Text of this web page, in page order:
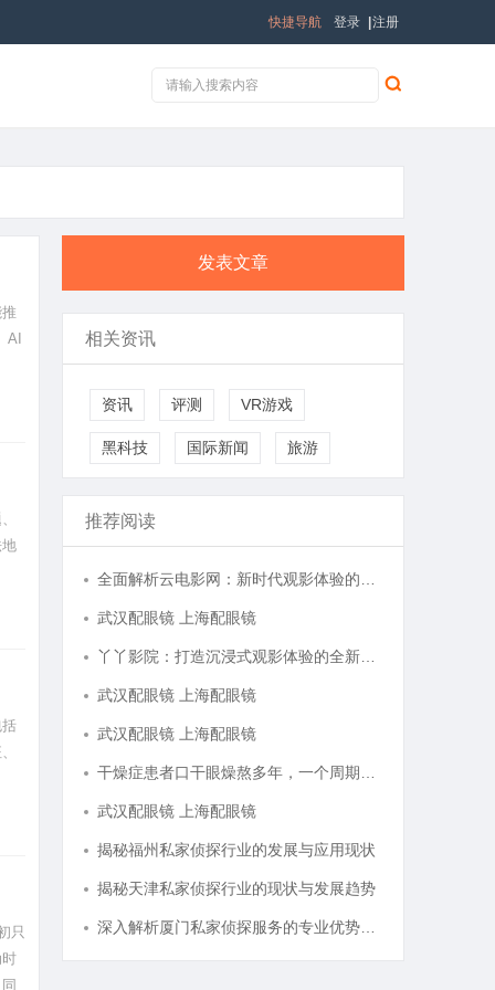
登录 注册
快捷导航
AI
只
发表文章
相关资讯
资讯 评测 VR游戏
黑科技 国际新闻 旅游
推荐阅读
武汉配眼镜 上海配眼镜
武汉配眼镜 上海配眼镜
武汉配眼镜 上海配眼镜
武汉配眼镜 上海配眼镜
揭秘福州私家侦探行业的发展与应用现状
揭秘天津私家侦探行业的现状与发展趋势